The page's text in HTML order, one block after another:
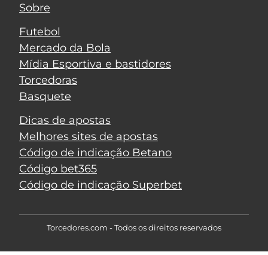
Sobre
Futebol
Mercado da Bola
Mídia Esportiva e bastidores
Torcedoras
Basquete
Dicas de apostas
Melhores sites de apostas
Código de indicação Betano
Código bet365
Código de indicação Superbet
Torcedores.com - Todos os direitos reservados